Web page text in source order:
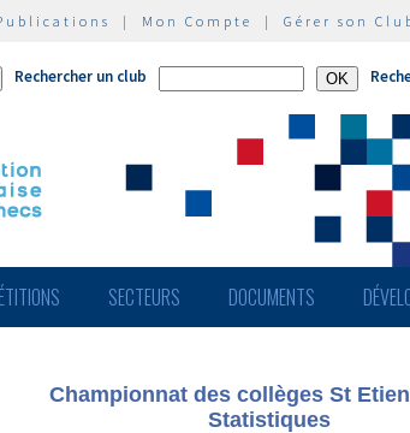
| Mon Compte | Gérer son
Rechercher un club
SECTEURS DOCUMENTS
Championnat des collèges St
Statistiques